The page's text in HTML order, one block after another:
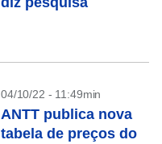
04/10/22 - 11:49min
ANTT publica nova
tabela de preços do